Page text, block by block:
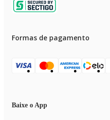
Formas de pagamento
Baixe o App